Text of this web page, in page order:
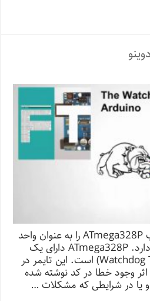
بورد آردوینو Uno یک چیپ ATmega328P را به عنوان واحد
کنترل کننده در قلب خود دارد. ATmega328P دارای یک
تایمر سگ نگهبان (Watchdog Timer) است. این تایمر در
وجود خطا در کد نوشته شده
یا در شرایطی که مشکلات …